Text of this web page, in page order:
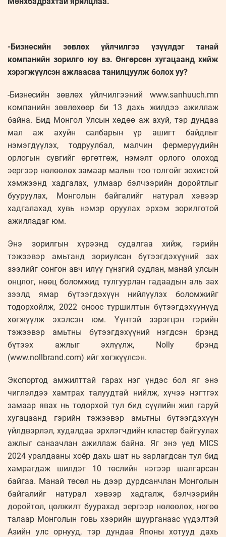
-Бизнесийн зөвлөх үйлчилгээ үзүүлдэг танай
компанийн зорилго юу вэ. Өнгөрсөн хугацаанд хийж
хэрэгжүүлсэн ажлаасаа танилцуулж болох уу?
-Бизнесийн зөвлөх үйлчилгээний www.sanhuuch.mn
компанийн зөвлөхөөр би 13 дахь жилдээ ажиллаж
байна. Бид Монгол Улсын хөдөө аж ахуй, тэр дундаа
мал аж ахуйн салбарын үр ашигт байдлыг
нэмэгдүүлэх, тодруулбал, малчин фермерүүдийн
орлогын сувгийг өргөтгөж, нэмэлт орлого олоход
эергээр нөлөөлөх замаар малын тоо толгойг зохистой
хэмжээнд хадгалах, улмаар бэлчээрийн доройтлыг
бууруулах, Монголын байгалийг натурал хэвээр
хадгалахад хувь нэмэр оруулах эрхэм зорилготой
ажилладаг юм.
Энэ зорилгын хүрээнд судалгаа хийж, гэрийн
тэжээвэр амьтанд зориулсан бүтээгдэхүүний зах
зээлийг сонгон авч илүү гүнзгий судлан, манай улсын
онцлог, нөөц боломжид тулгуурлан гадаадын аль зах
зээлд ямар бүтээгдэхүүн нийлүүлэх боломжийг
тодорхойлж, 2022 оноос туршилтын бүтээгдэхүүнүүд
хөгжүүлж эхэлсэн юм. Үүнтэй зэрэгцэн гэрийн
тэжээвэр амьтны бүтээгдэхүүний нэгдсэн брэнд
бүтээх ажлыг эхлүүлж, Nolly брэнд
(www.nollbrand.com) ийг хөгжүүлсэн.
Экспортод амжилттай гарах нэг үндэс бол яг энэ
чиглэлдээ хамтрах талуудтай нийлж, хүчээ нэгтгэх
замаар явах нь тодорхой тул бид сүүлийн жил гаруй
хугацаанд гэрийн тэжээвэр амьтны бүтээгдэхүүн
үйлдвэрлэл, худалдаа эрхлэгчдийн кластер байгуулах
ажлыг санаачлан ажиллаж байна. Яг энэ үед MICS
2024 уралдааны хоёр дахь шат нь зарлагдсан тул бид
хамрагдаж шилдэг 10 төслийн нэгээр шалгарсан
байгаа. Манай төсөл нь дээр дурдсанчлан Монголын
байгалийг натурал хэвээр хадгалж, бэлчээрийн
доройтол, цөлжилт буурахад эергээр нөлөөлөх, нөгөө
талаар Монголын говь хээрийн шуурганаас үүдэлтэй
Азийн улс орнууд, тэр дундаа Японы хотууд дахь